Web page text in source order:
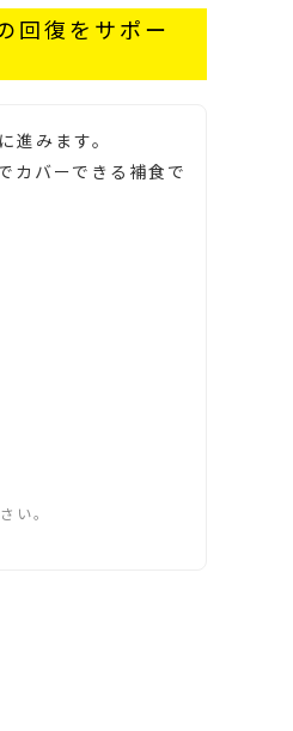
復をサポー
進みます。
カバーできる補食で
い。